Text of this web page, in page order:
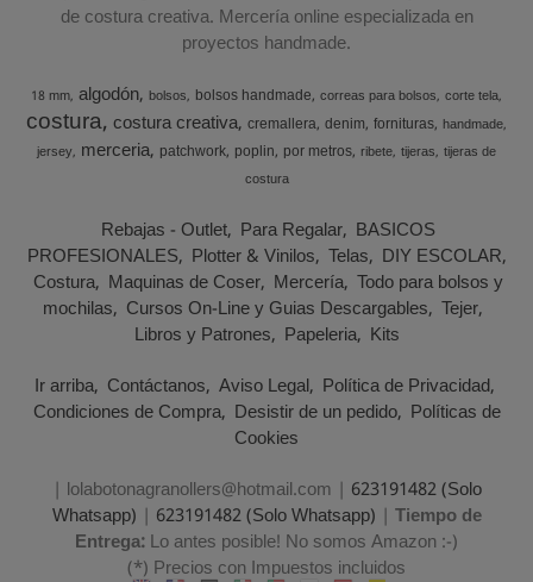
de costura creativa. Mercería online especializada en
proyectos handmade.
18 mm algodón bolsos bolsos handmade correas para bolsos corte tela
costura costura creativa cremallera denim fornituras handmade
jersey merceria patchwork poplin por metros ribete tijeras tijeras de
costura
Rebajas - Outlet Para Regalar BASICOS
PROFESIONALES Plotter & Vinilos Telas DIY ESCOLAR
Costura Maquinas de Coser Mercería Todo para bolsos y
mochilas Cursos On-Line y Guias Descargables Tejer
Libros y Patrones Papeleria Kits
Ir arriba Contáctanos Aviso Legal Política de Privacidad
Condiciones de Compra Desistir de un pedido Políticas de
Cookies
| lolabotonagranollers@hotmail.com | 623191482 (Solo
Whatsapp) | 623191482 (Solo Whatsapp) | Tiempo de
Entrega:Lo antes posible! No somos Amazon :-)
(*) Precios con Impuestos incluidos